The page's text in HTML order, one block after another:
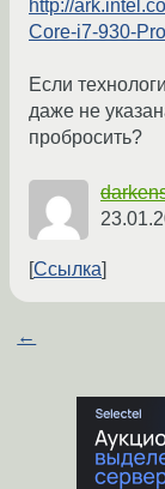
http://
Core-i7-930-
Если
даже не
пробросить?
Ссылка
←